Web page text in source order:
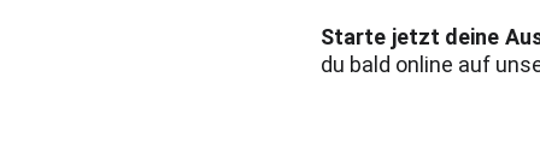
Starte jetzt deine
du bald online auf